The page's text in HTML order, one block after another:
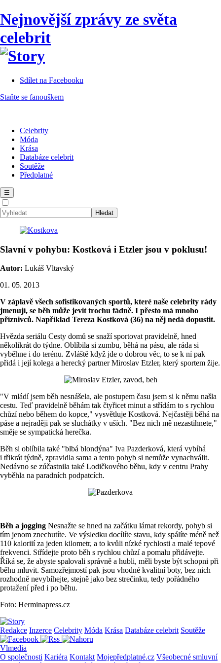
Nejnovější zprávy ze světa
celebrit
Sdílet na Facebooku
Staňte se fanouškem
Celebrity
Móda
Krása
Databáze celebrit
Soutěže
Předplatné
☰
Slavní v pohybu: Kostková i Etzler jsou v poklusu!
Autor: Lukáš Vltavský
01. 05. 2013
V záplavě všech sofistikovaných sportů, které naše celebrity rády
jmenují, se běh může jevit trochu fádně. I přesto má mnoho
příznivců. Například Tereza Kostková (36) na něj nedá dopustit.
Hvězda seriálu Cesty domů se snaží sportovat pravidelně, hned
několikrát do týdne. Oblíbila si zumbu, běhá na pásu, ale ráda si
vyběhne i do terénu. Zvláště když jde o dobrou věc, to se k ní pak
přidá i její kolega a herecký partner Miroslav Etzler, který sportem žije.
"V mládí jsem běh nesnášela, ale postupem času jsem si k němu našla
cestu. Teď pravidelně běhám tak čtyřicet minut a střídám to s rychlou
chůzí nebo během do kopce," vysvětluje Kostková. Nejčastěji běhá na
páse a nejraději pak se sluchátky v uších. "Bez nich mě nezastihnete,"
směje se sympatická herečka.
Běh si oblíbila také "blbá blondýna" Iva Pazderková, která vybíhá
i třikrát týdně, zpravidla sama a tento pohyb si nemůže vynachválit.
Nedávno se zúčastnila také Lodičkového běhu, kdy v centru Prahy
vyběhla na paradních podpatcích.
Běh a jogging Nesnažte se hned na začátku lámat rekordy, pohyb si
tím jenom znechutíte. Ve výsledku docílíte stavu, kdy spálíte méně než
110 kaloriií za jeden kilometr, a to kvůli nízké rychlosti a malé tepové
frekvenci. Střídejte proto běh s rychlou chůzí a pomalu přidávejte.
Říká se, že abyste spalovali správně a hubli, měli byste být schopni při
běhu mluvit. Samozřejmostí pak jsou vhodné kvalitní boty, bez nich
rozhodně nevybíhejte, stejně jako bez strečinku, tedy pořádného
protažení před i po běhu.
Foto: Herminapress.cz
Redakce Inzerce Celebrity Móda Krása Databáze celebrit Soutěže
Vlmedia
O společnosti Kariéra Kontakt Mojepředplatné.cz Všeobecné smluvní